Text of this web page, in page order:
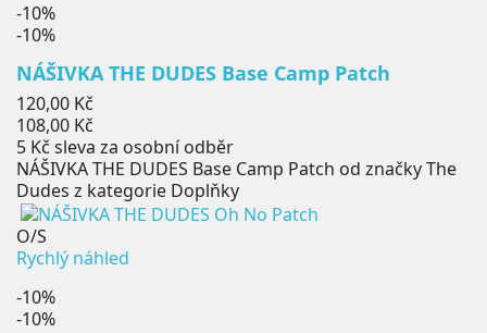
-10%
-10%
NÁŠIVKA THE DUDES Base Camp Patch
Běžná
cena
120,00 Kč
Cena
108,00 Kč
5 Kč sleva za osobní odběr
NÁŠIVKA THE DUDES Base Camp Patch od značky The
Dudes z kategorie Doplňky
O/S
Rychlý náhled
-10%
-10%